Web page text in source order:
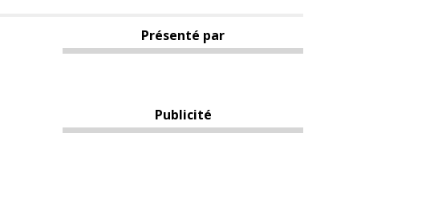
Présenté par
Publicité